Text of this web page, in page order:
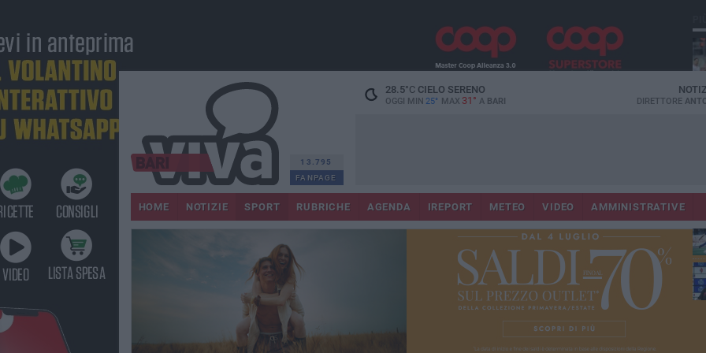
13.795
FANPAGE
28.5°CCIELO SERENO
OGGI MIN 25° MAX 31° A BARI DIRETTORE
HOME NOTIZIE SPORT RUBRICHE AGENDA IREPORT METEO VIDEO AMMINISTRATIVE